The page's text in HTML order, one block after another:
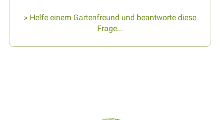
» Helfe einem Gartenfreund und beantworte diese
Frage...